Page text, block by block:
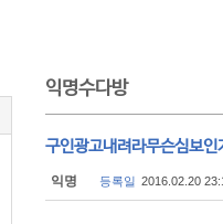
익명수다방
구인광고내려라무슨심보인
익명 등록일 2016.02.20